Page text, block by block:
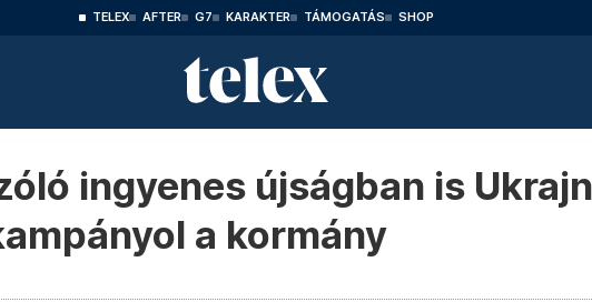
TELEX AFTER G7 KARAKTER TÁMOGATÁS SHOP
ingyenes újságban is
a kormány